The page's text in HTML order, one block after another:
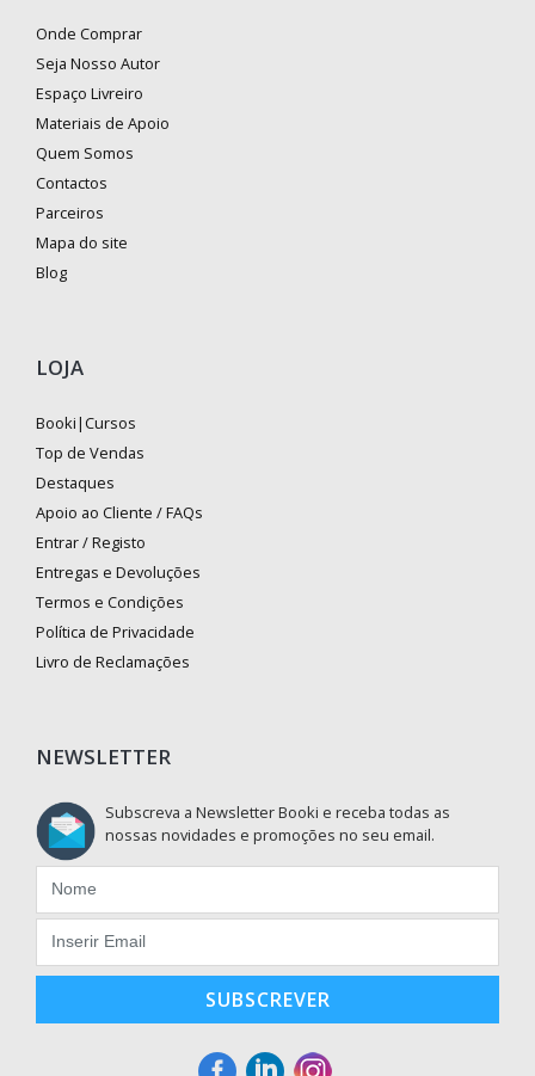
Onde Comprar
Seja Nosso Autor
Espaço Livreiro
Materiais de Apoio
Quem Somos
Contactos
Parceiros
Mapa do site
Blog
LOJA
Booki|Cursos
Top de Vendas
Destaques
Apoio ao Cliente / FAQs
Entrar / Registo
Entregas e Devoluções
Termos e Condições
Política de Privacidade
Livro de Reclamações
NEWSLETTER
Subscreva a Newsletter Booki e receba todas as
nossas novidades e promoções no seu email.
SUBSCREVER